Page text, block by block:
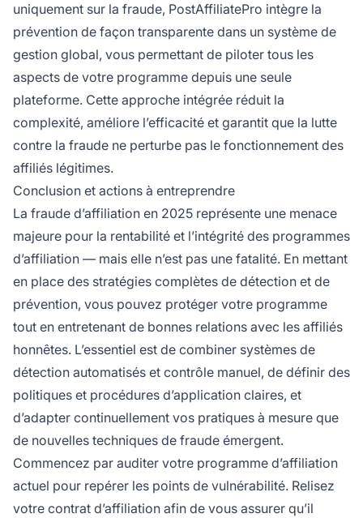
uniquement sur la fraude, PostAffiliatePro intègre la
prévention de façon transparente dans un système de
gestion global, vous permettant de piloter tous les
aspects de votre programme depuis une seule
plateforme. Cette approche intégrée réduit la
complexité, améliore l’efficacité et garantit que la lutte
contre la fraude ne perturbe pas le fonctionnement des
affiliés légitimes.
Conclusion et actions à entreprendre
La fraude d’affiliation en 2025 représente une menace
majeure pour la rentabilité et l’intégrité des programmes
d’affiliation — mais elle n’est pas une fatalité. En mettant
en place des stratégies complètes de détection et de
prévention, vous pouvez protéger votre programme
tout en entretenant de bonnes relations avec les affiliés
honnêtes. L’essentiel est de combiner systèmes de
détection automatisés et contrôle manuel, de définir des
politiques et procédures d’application claires, et
d’adapter continuellement vos pratiques à mesure que
de nouvelles techniques de fraude émergent.
Commencez par auditer votre programme d’affiliation
actuel pour repérer les points de vulnérabilité. Relisez
votre contrat d’affiliation afin de vous assurer qu’il